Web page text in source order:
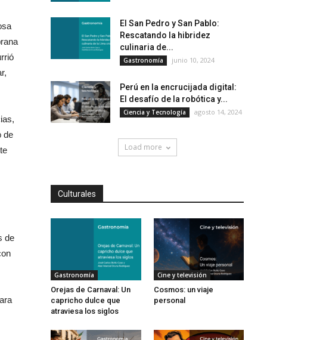
de
de
El San Pedro y San Pablo:
Rescatando la hibridez
culinaria de...
Gastronomía junio 10, 2024
Perú en la encrucijada digital:
El desafío de la robótica y...
Ciencia y Tecnología agosto 14, 2024
Load more
Culturales
Gastronomía
Orejas de Carnaval: Un
capricho dulce que
atraviesa los siglos
Cine y televisión
Cosmos: un viaje
personal